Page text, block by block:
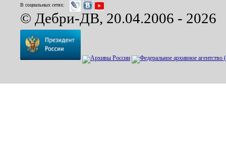
В социальных сетях:
© Дебри-ДВ, 20.04.2006 - 2026